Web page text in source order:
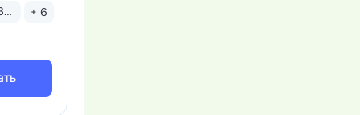
Завтрак «шведский стол»
+ 6